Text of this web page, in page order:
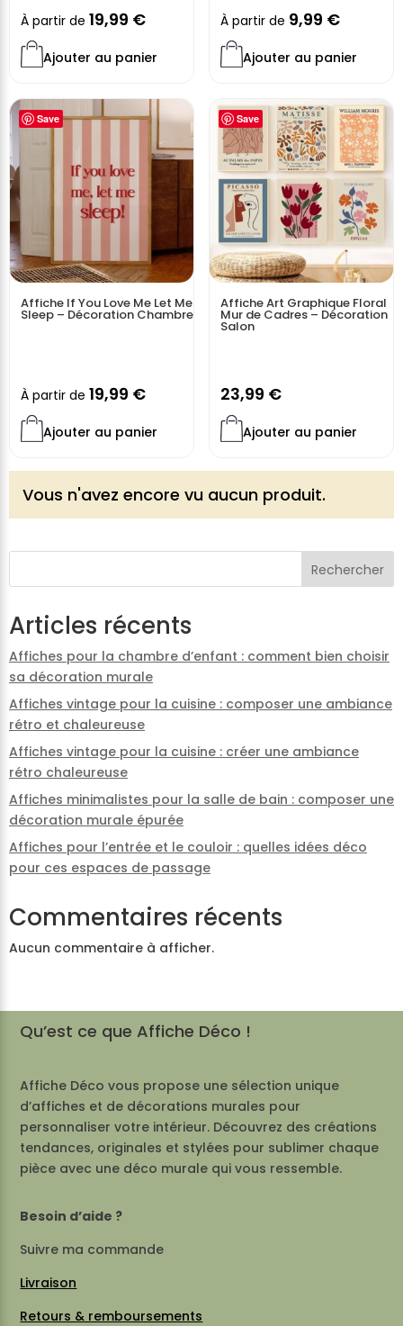
À partir de 19,99 €
Ajouter au panier
À partir de 9,99 €
Ajouter au panier
Save
Affiche If You Love Me Let Me
Sleep – Décoration Chambre
À partir de 19,99 €
Ajouter au panier
Save
Affiche Art Graphique Floral
Mur de Cadres – Décoration
Salon
23,99 €
Ajouter au panier
Vous n'avez encore vu aucun produit.
Rechercher
Articles récents
Affiches pour la chambre d’enfant : comment bien choisir
sa décoration murale
Affiches vintage pour la cuisine : composer une ambiance
rétro et chaleureuse
Affiches vintage pour la cuisine : créer une ambiance
rétro chaleureuse
Affiches minimalistes pour la salle de bain : composer une
décoration murale épurée
Affiches pour l’entrée et le couloir : quelles idées déco
pour ces espaces de passage
Commentaires récents
Aucun commentaire à afficher.
Qu’est ce que Affiche Déco !
Affiche Déco vous propose une sélection unique
d’affiches et de décorations murales pour
personnaliser votre intérieur. Découvrez des créations
tendances, originales et stylées pour sublimer chaque
pièce avec une déco murale qui vous ressemble.
Besoin d’aide ?
Suivre ma commande
Livraison
Retours & remboursements